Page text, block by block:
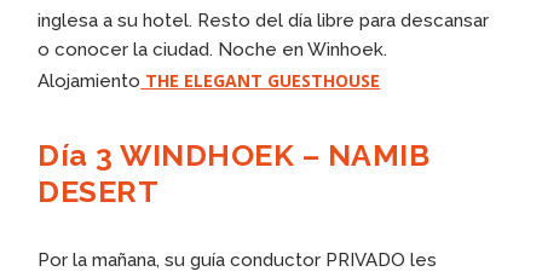
inglesa a su hotel. Resto del día libre para descansar
o conocer la ciudad. Noche en Winhoek.
Alojamiento THE ELEGANT GUESTHOUSE
Día 3 WINDHOEK – NAMIB
DESERT
Por la mañana, su guía conductor PRIVADO les